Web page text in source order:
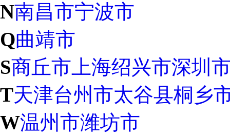
N南昌市宁波市
Q曲靖市
S商丘市 上海绍兴市深圳
T天津台州市太谷县桐乡
W温州市潍坊市